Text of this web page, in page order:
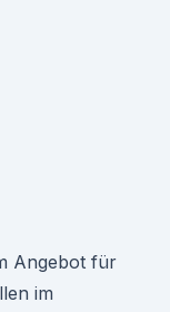
Angebot für
im